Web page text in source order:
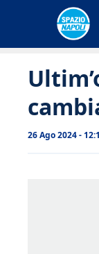
26 Ago 2024 -